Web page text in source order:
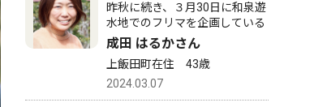
昨秋に続き、３月30日に和泉遊
水地でのフリマを企画している
成田 はるかさん
上飯田町在住 43歳
2024.03.07